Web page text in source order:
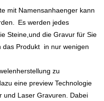
mit Namensanhaenger kann
Es werden jedes
Steine,und die Gravur für Sie
das Produkt in nur wenigen
zu
eine preview Technologie
und Laser Gravuren. Dabei